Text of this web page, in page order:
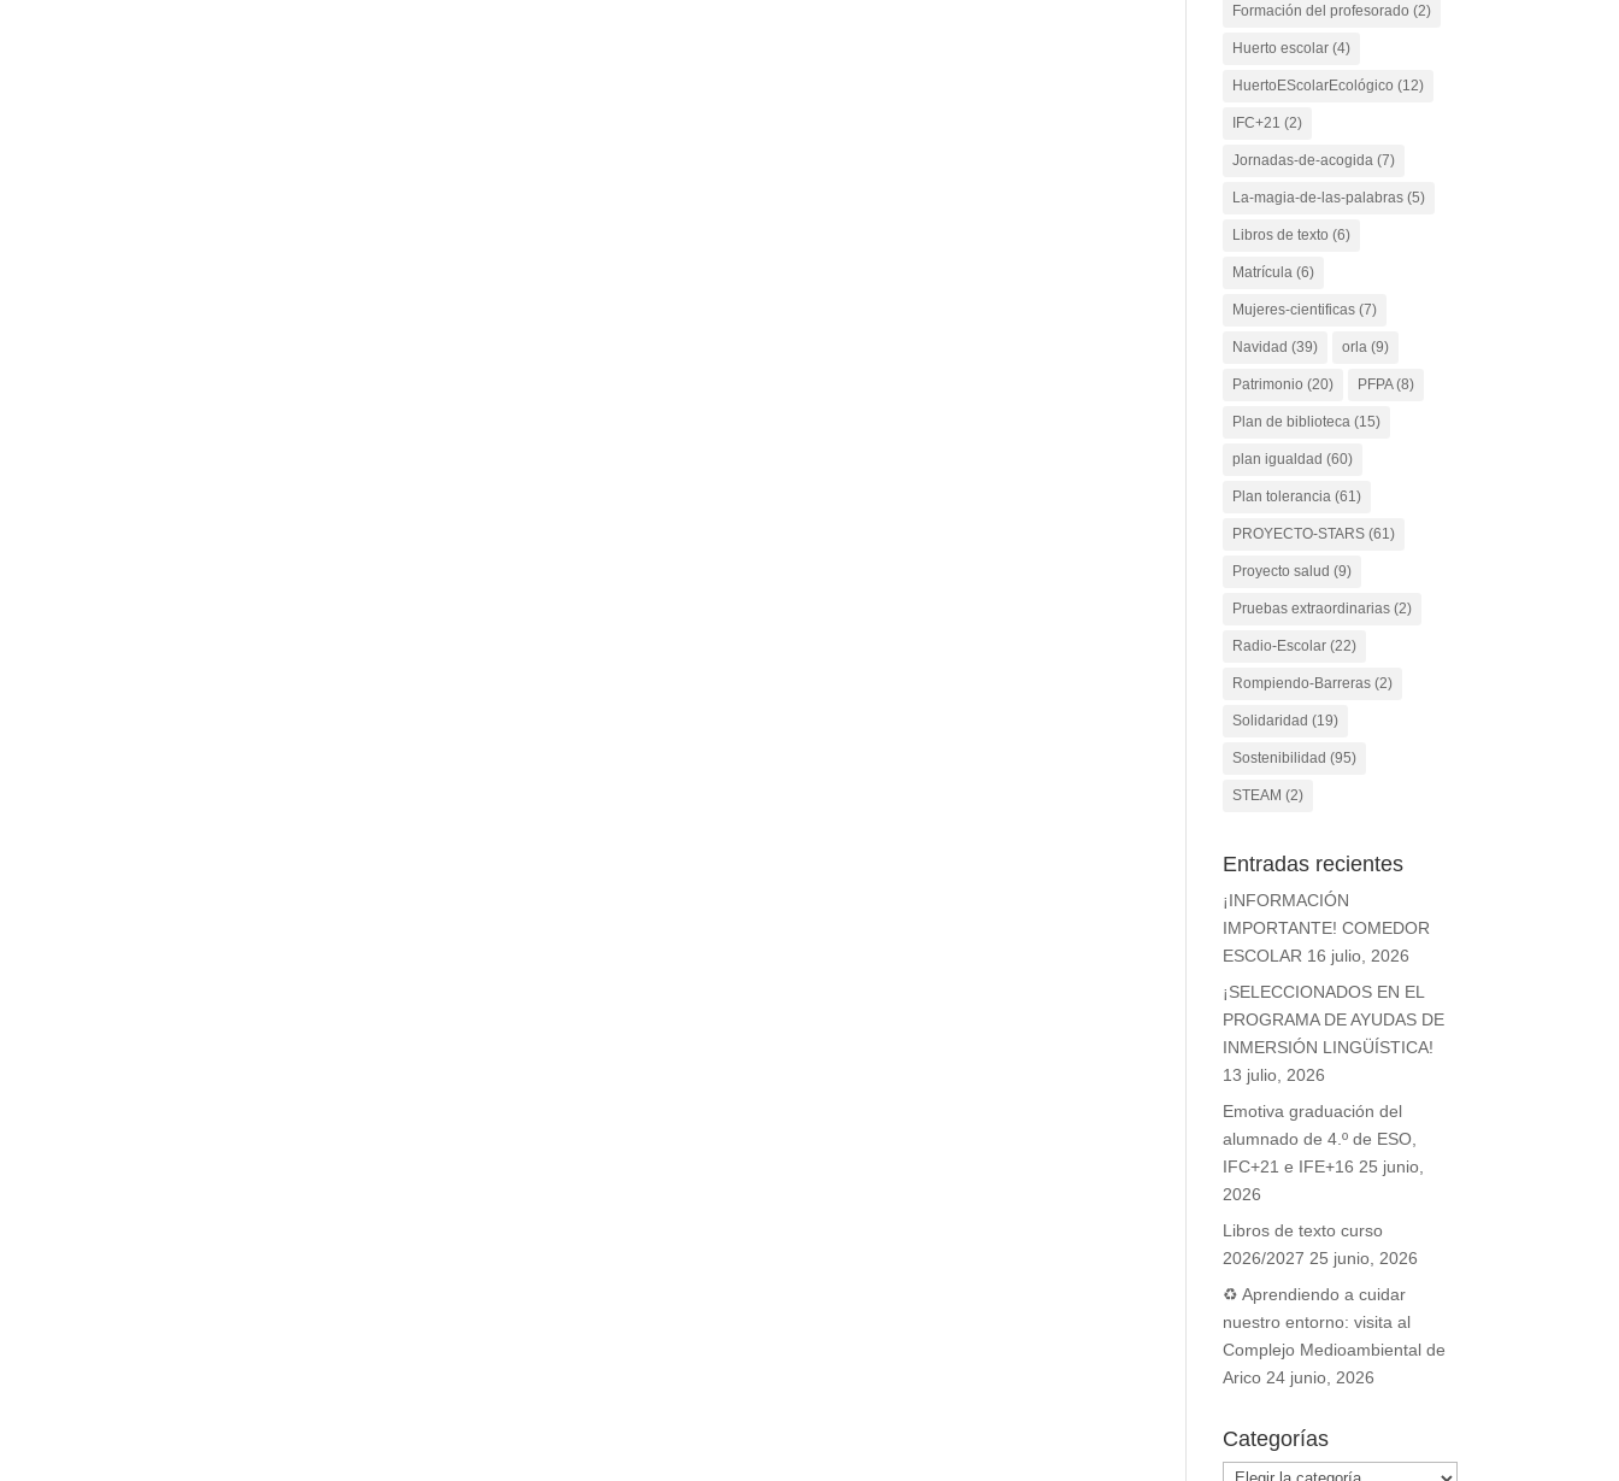
Formación del profesorado (2)
Huerto escolar (4)
HuertoEScolarEcológico (12)
IFC+21 (2)
Jornadas-de-acogida (7)
La-magia-de-las-palabras (5)
Libros de texto (6)
Matrícula (6)
Mujeres-cientificas (7)
Navidad (39) orla (9)
Patrimonio (20) PFPA(8)
Plan de biblioteca (15)
plan igualdad (60)
Plan tolerancia (61)
PROYECTO-STARS (61)
Proyecto salud (9)
Pruebas extraordinarias (2)
Radio-Escolar (22)
Rompiendo-Barreras (2)
Solidaridad (19)
Sostenibilidad (95)
STEAM (2)
Entradas recientes
¡INFORMACIÓN
IMPORTANTE! COMEDOR
ESCOLAR 16 julio, 2026
¡SELECCIONADOS EN EL
PROGRAMA DE AYUDAS DE
INMERSIÓN LINGÜÍSTICA!
13 julio, 2026
Emotiva graduación del
alumnado de 4.º de ESO,
IFC+21 e IFE+16 25 junio,
2026
Libros de texto curso
2026/2027 25 junio, 2026
♻️ Aprendiendo a cuidar
nuestro entorno: visita al
Complejo Medioambiental de
Arico 24 junio, 2026
Categorías
Categorías